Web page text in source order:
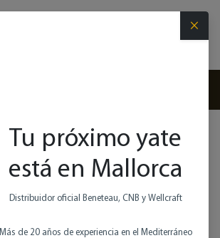
×
Tu próximo yate
está en Mallorca
Distribuidor oficial Beneteau, CNB y Wellcraft
Más de 20 años de experiencia en el Mediterráneo